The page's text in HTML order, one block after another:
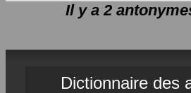
Il y a 2
Dictionnaire des